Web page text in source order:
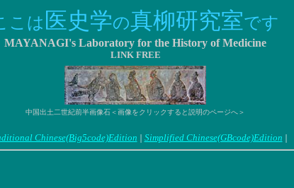
こは 医史学の真柳研究室です
MAYANAGI's Laboratory for the History of Medicine
LINK FREE
中国出土二世紀前半画像石＜画像をクリックすると説明のページへ＞
Chinese(Big5code)Edition | Simplified Chinese(GBcode)Edition |